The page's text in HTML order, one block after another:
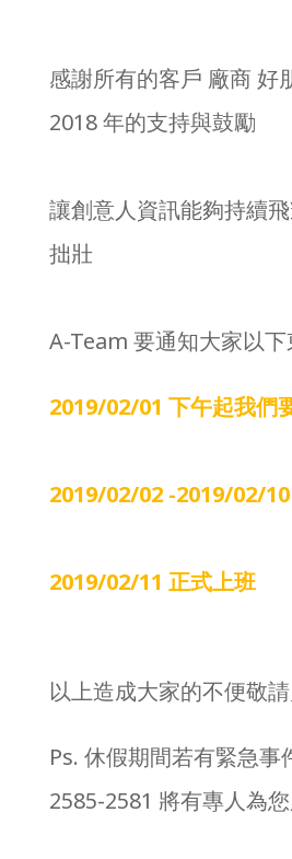
感謝所有的客戶 廠商 好
2018 年的支持與鼓勵
讓創意人資訊能夠持續
拙壯
A-Team 要通知大家以下
2019/02/01 下午起我們
2019/02/02 -2019/02/
2019/02/11 正式上班
以上造成大家的不便敬
Ps. 休假期間若有緊急事
2585-2581 將有專人為